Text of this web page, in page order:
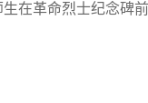
在革命烈士纪念碑